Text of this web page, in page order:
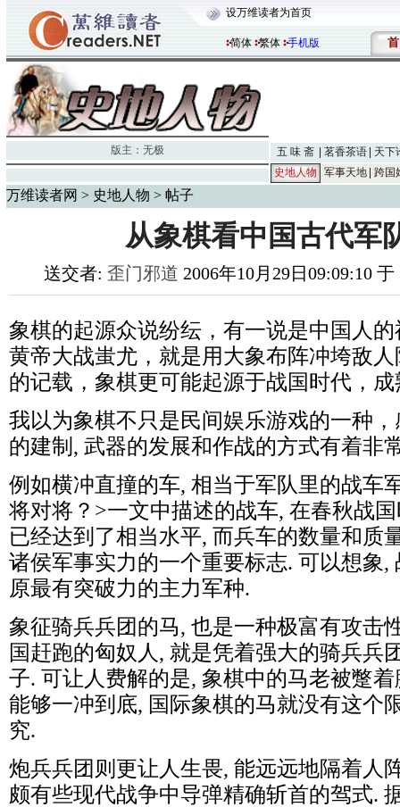
设万维读者为首页
简体 繁体 手机版 首
版主： 无极 五 味 斋 茗香茶语
天下
史地人物
军事天地 跨国
万维读者网 > 史地人物 > 帖子
从象棋看中国古代军
送交者: 歪门邪道 2006年10月29日09:09:10
象棋的起源众说纷纭，有一说是中国人
黄帝大战蚩尤，就是用大象布阵冲垮敌
的记载，象棋更可能起源于战国时代，
我以为象棋不只是民间娱乐游戏的一种
的建制, 武器的发展和作战的方式有着非
例如横冲直撞的车, 相当于军队里的战车
将对将？>一文中描述的战车, 在春秋战
已经达到了相当水平, 而兵车的数量和质
诸侯军事实力的一个重要标志. 可以想象,
原最有突破力的主力军种.
象征骑兵兵团的马, 也是一种极富有攻击
国赶跑的匈奴人, 就是凭着强大的骑兵兵
子. 可让人费解的是, 象棋中的马老被蹩
能够一冲到底, 国际象棋的马就没有这个
究.
炮兵兵团则更让人生畏, 能远远地隔着人
颇有些现代战争中导弹精确斩首的驾式.